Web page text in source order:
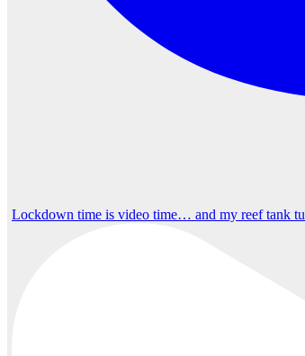
Lockdown time is video time… and my reef tank tu